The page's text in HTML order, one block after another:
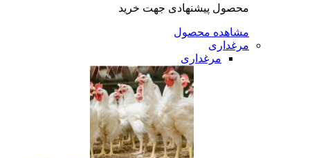
محصول پیشنهادی جهت خرید
مشاهده محصول
مرغداری
مرغداری